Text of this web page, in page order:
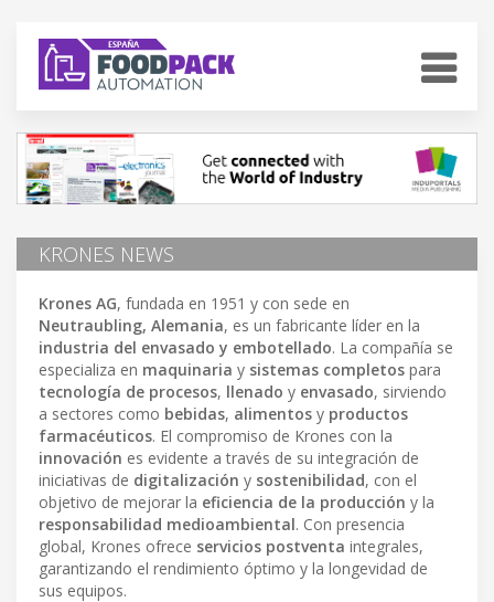
KRONES NEWS
Krones AG, fundada en 1951 y con sede en
Neutraubling, Alemania, es un fabricante líder en la
industria del envasado y embotellado. La compañía se
especializa en maquinaria y sistemas completos para
tecnología de procesos, llenado y envasado, sirviendo
a sectores como bebidas, alimentos y productos
farmacéuticos. El compromiso de Krones con la
innovación es evidente a través de su integración de
iniciativas de digitalización y sostenibilidad, con el
objetivo de mejorar la eficiencia de la producción y la
responsabilidad medioambiental. Con presencia
global, Krones ofrece servicios postventa integrales,
garantizando el rendimiento óptimo y la longevidad de
sus equipos.